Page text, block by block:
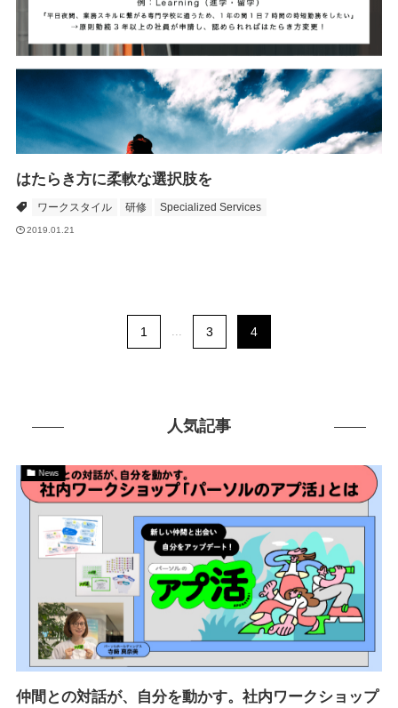
はたらき方に柔軟な選択肢を
ワークスタイル 研修 Specialized Services
2019.01.21
1 ... 3 4
人気記事
News
仲間との対話が、自分を動かす。社内ワークショップ